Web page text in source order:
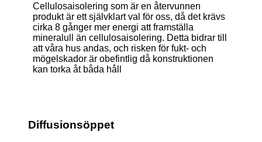
Cellulosaisolering som är en återvunnen
produkt är ett självklart val för oss, då det krävs
cirka 8 gånger mer energi att framställa
mineralull än cellulosaisolering. Detta bidrar till
att våra hus andas, och risken för fukt- och
mögelskador är obefintlig då konstruktionen
kan torka åt båda håll
Diffusionsöppet